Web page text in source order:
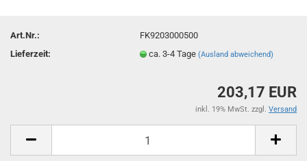
Art.Nr.:
FK9203000500
Lieferzeit:
ca. 3-4 Tage(Ausland abweichend)
203,17 EUR
inkl. 19% MwSt. zzgl. Versand